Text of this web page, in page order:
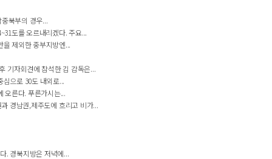
북부의 경우...
도를 오르내리겠다. 주요...
을 제외한 중부지방엔...
기자회견에 참석한 김 감독은...
으로 30도 내외로...
오른다. 푸른가시는...
경남권,제주도에 흐리고 비가...
. 경북지방은 저녁에...